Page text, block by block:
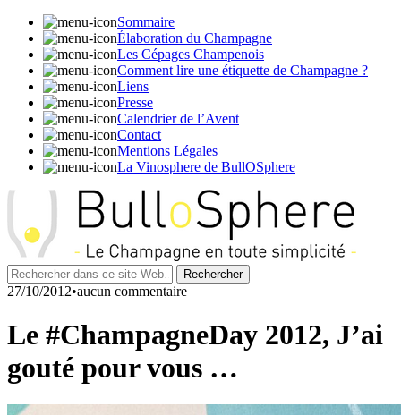
Sommaire
Élaboration du Champagne
Les Cépages Champenois
Comment lire une étiquette de Champagne ?
Liens
Presse
Calendrier de l’Avent
Contact
Mentions Légales
La Vinosphere de BullOSphere
27/10/2012•aucun commentaire
Le #ChampagneDay 2012, J’ai
gouté pour vous …